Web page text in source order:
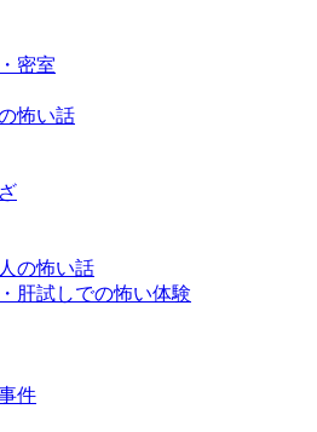
密室
怖い話
の怖い話
肝試しでの怖い体験
件